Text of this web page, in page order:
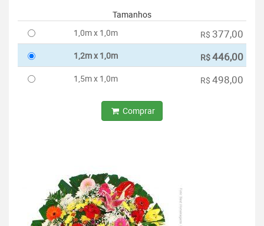
Tamanhos
1,0m x 1,0m
R$ 377,00
1,2m x 1,0m R$446,00
1,5m x 1,0m R$ 498,00
Comprar